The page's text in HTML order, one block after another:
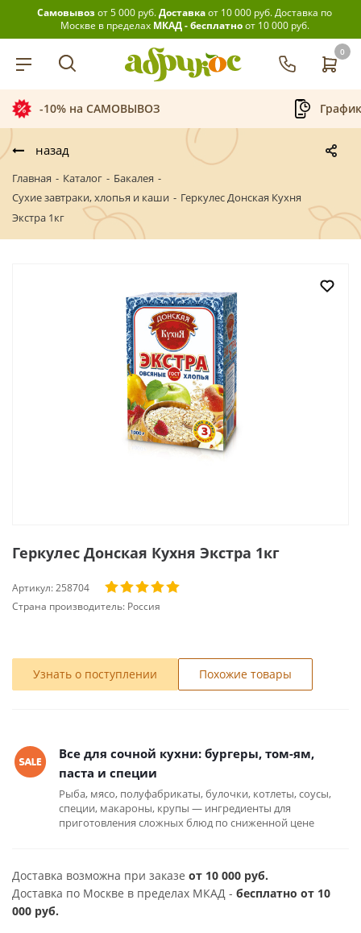
Самовывозот 5 000 руб.Доставкаот 10 000 руб.Доставка по
Москве в пределах МКАД - бесплатноот 10 000 руб.
0
График приёма заказов
назад
Главная - Каталог - Бакалея -
Сухие завтраки, хлопья и каши - Геркулес Донская Кухня
Экстра 1кг
Геркулес Донская Кухня Экстра 1кг
Артикул:258704
Страна производитель: Россия
Узнать о поступлении Похожие товары
Все для сочной кухни: бургеры, том-ям,
паста и специи
Рыба, мясо, полуфабрикаты, булочки, котлеты, соусы,
специи, макароны, крупы — ингредиенты для
приготовления сложных блюд по сниженной цене
Доставка возможна при заказе от 10 000 руб.
Доставка по Москве в пределах МКАД - бесплатно от 10
000 руб.